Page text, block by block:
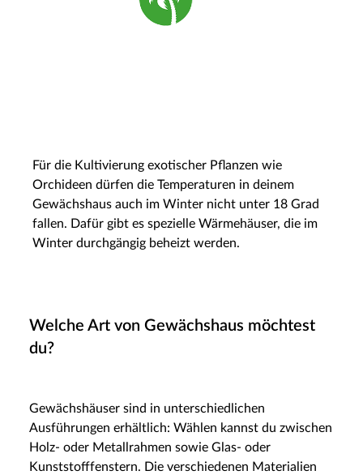
Für die Kultivierung exotischer Pflanzen wie
Orchideen dürfen die Temperaturen in deinem
Gewächshaus auch im Winter nicht unter 18 Grad
fallen. Dafür gibt es spezielle Wärmehäuser, die im
Winter durchgängig beheizt werden.
Welche Art von Gewächshaus möchtest
du?
Gewächshäuser sind in unterschiedlichen
Ausführungen erhältlich: Wählen kannst du zwischen
Holz- oder Metallrahmen sowie Glas- oder
Kunststofffenstern. Die verschiedenen Materialien